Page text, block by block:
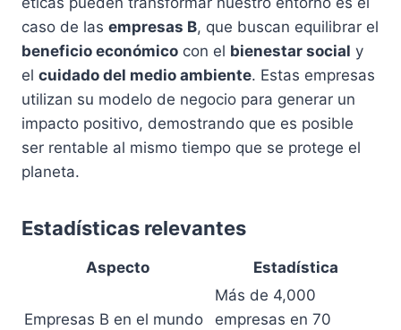
caso de las empresas B, que buscan equilibrar el
beneficio económico con el bienestar social y
el cuidado del medio ambiente. Estas empresas
utilizan su modelo de negocio para generar un
impacto positivo, demostrando que es posible
ser rentable al mismo tiempo que se protege el
planeta.
Estadísticas relevantes
Aspecto Estadística
Empresas B en el mundo
Más de 4,000
empresas en 70